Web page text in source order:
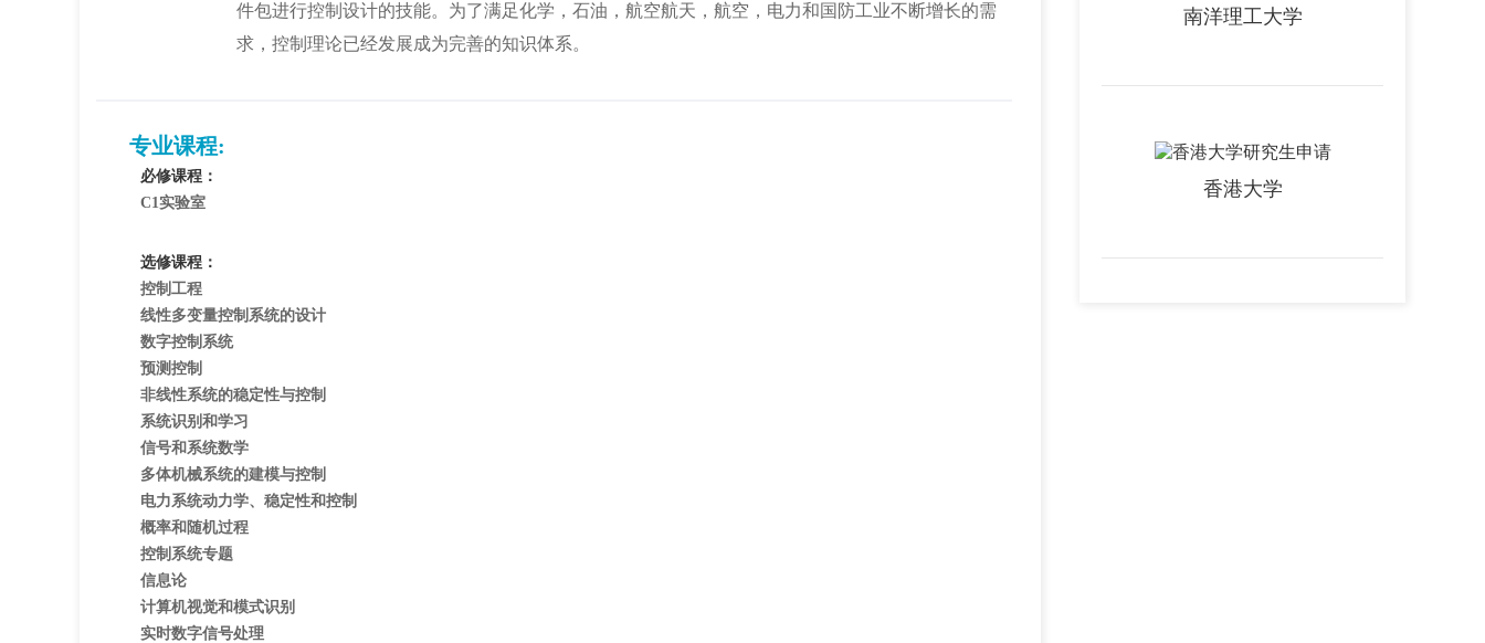
件包进行控制设计的技能。为了满足化学，石油，航空航天，航空，电力和国防工业不断增长的需
求，控制理论已经发展成为完善的知识体系。
专业课程:
必修课程：
C1实验室
选修课程：
控制工程
线性多变量控制系统的设计
数字控制系统
预测控制
非线性系统的稳定性与控制
系统识别和学习
信号和系统数学
多体机械系统的建模与控制
电力系统动力学、稳定性和控制
概率和随机过程
控制系统专题
信息论
计算机视觉和模式识别
实时数字信号处理
南洋理工大学
香港大学